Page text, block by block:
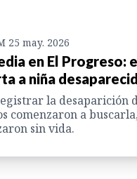
25 may. 2026
en El Progreso:
a niña
la desaparición
comenzaron a
sin vida.